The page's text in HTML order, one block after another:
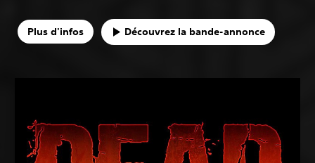
Plus d'infos Découvrez la bande-annonce